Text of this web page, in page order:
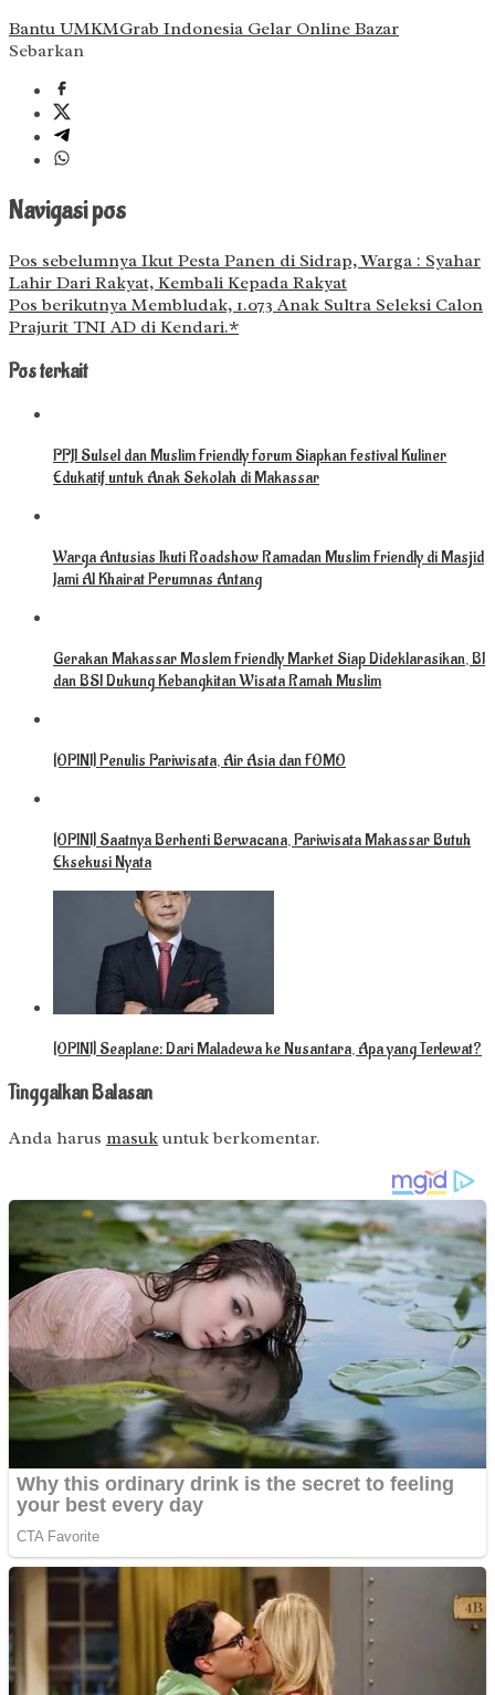
Bantu UMKMGrab Indonesia Gelar Online Bazar
Sebarkan
Navigasi pos
Pos sebelumnya Ikut Pesta Panen di Sidrap, Warga : Syahar
Lahir Dari Rakyat, Kembali Kepada Rakyat
Pos berikutnya Membludak, 1.073 Anak Sultra Seleksi Calon
Prajurit TNI AD di Kendari.*
Pos terkait
PPJI Sulsel dan Muslim Friendly Forum Siapkan Festival Kuliner
Edukatif untuk Anak Sekolah di Makassar
Warga Antusias Ikuti Roadshow Ramadan Muslim Friendly di Masjid
Jami Al Khairat Perumnas Antang
Gerakan Makassar Moslem Friendly Market Siap Dideklarasikan, BI
dan BSI Dukung Kebangkitan Wisata Ramah Muslim
[OPINI] Penulis Pariwisata, Air Asia dan FOMO
[OPINI] Saatnya Berhenti Berwacana, Pariwisata Makassar Butuh
Eksekusi Nyata
[OPINI] Seaplane: Dari Maladewa ke Nusantara, Apa yang Terlewat?
Tinggalkan Balasan
Anda harus masuk untuk berkomentar.